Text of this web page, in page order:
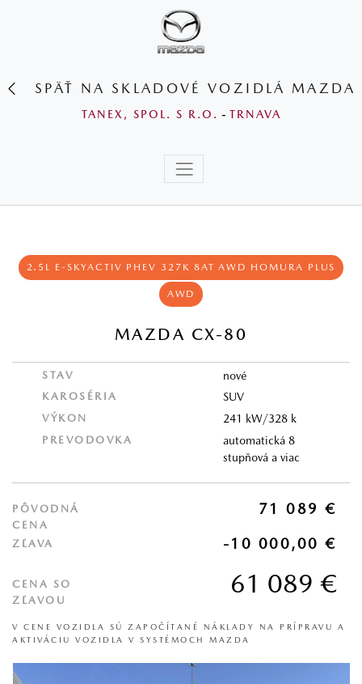
SPÄŤ NA SKLADOVÉ VOZIDLÁ MAZDA
TANEX, SPOL. S R.O. - TRNAVA
2.5L E‑SKYACTIV PHEV 327K 8AT AWD HOMURA PLUS
AWD
MAZDA CX-80
STAV nové
KAROSÉRIA SUV
VÝKON 241 kW/328 k
PREVODOVKA
automatická 8
stupňová a viac
PÔVODNÁ
CENA
71 089 €
ZĽAVA -10 000,00 €
CENA SO
ZĽAVOU
61 089 €
V CENE VOZIDLA SÚ ZAPOČÍTANÉ NÁKLADY NA PRÍPRAVU A
AKTIVÁCIU VOZIDLA V SYSTÉMOCH MAZDA